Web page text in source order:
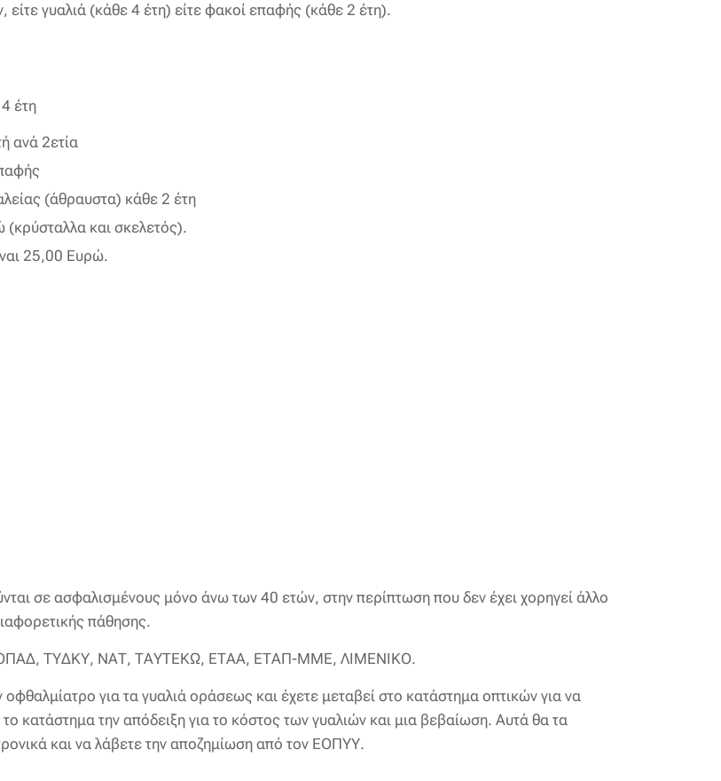
γυαλιά (κάθε 4 έτη) είτε φακοί επαφής (κάθε 2 έτη).
έτη
ανά 2ετία
(άθραυστα) κάθε 2 έτη
(κρύσταλλα και σκελετός).
25,00 Ευρώ.
σε ασφαλισμένους μόνο άνω των 40 ετών, στην περίπτωση που δεν έχει χορηγεί άλλο
πάθησης.
ΟΠΑΔ, ΤΥΔΚΥ, ΝΑΤ, ΤΑΥΤΕΚΩ, ΕΤΑΑ, ΕΤΑΠ-ΜΜΕ, ΛΙΜΕΝΙΚΟ.
για τα γυαλιά οράσεως και έχετε μεταβεί στο κατάστημα οπτικών για να
κατάστημα την απόδειξη για το κόστος των γυαλιών και μια βεβαίωση. Αυτά θα τα
και να λάβετε την αποζημίωση από τον ΕΟΠΥΥ.